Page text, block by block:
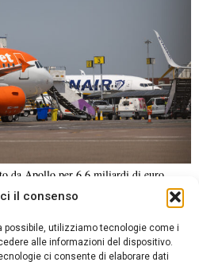
il consenso
possibile, utilizziamo tecnologie come i
alle informazioni del dispositivo.
ci consente di elaborare dati
da Apollo per 6,6 miliardi di euro
CULTURA VIAGGI